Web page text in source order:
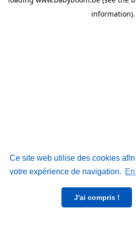
Ce site web utilise des cookies
votre expérience de navigation.
J'ai compris !
information).